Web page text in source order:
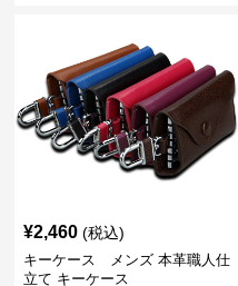
¥2,460 (税込)
キーケース メンズ 本革職人仕
立て キーケース